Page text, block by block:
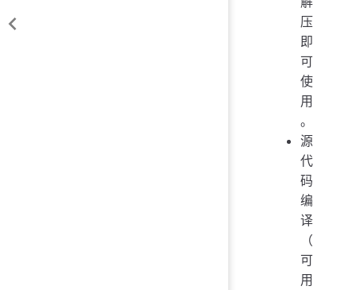
压
即
可
使
用
。
源
代
码
编
译
（
可
用